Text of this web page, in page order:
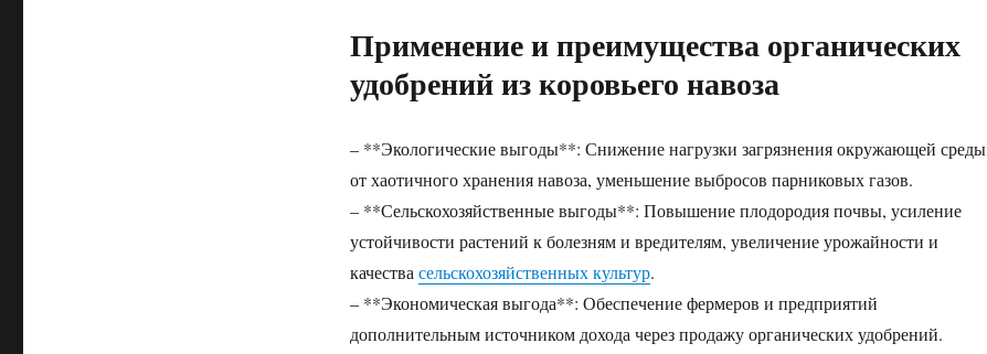
Применение и преимущества органических
удобрений из коровьего навоза
– **Экологические выгоды**: Снижение нагрузки загрязнения окружающей среды
от хаотичного хранения навоза, уменьшение выбросов парниковых газов.
– **Сельскохозяйственные выгоды**: Повышение плодородия почвы, усиление
устойчивости растений к болезням и вредителям, увеличение урожайности и
качества сельскохозяйственных культур.
– **Экономическая выгода**: Обеспечение фермеров и предприятий
дополнительным источником дохода через продажу органических удобрений.